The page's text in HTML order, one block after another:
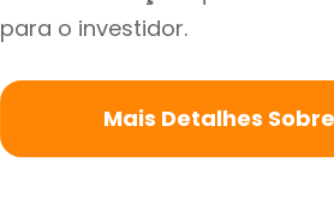
para o investidor.
Mais Detalhes